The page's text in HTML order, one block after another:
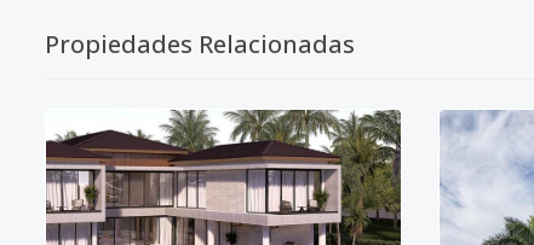
Propiedades Relacionadas